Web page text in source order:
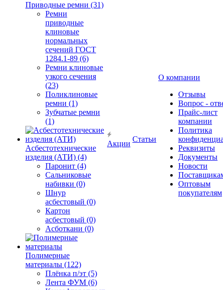
Приводные ремни (31)
Ремни
приводные
клиновые
нормальных
сечений ГОСТ
1284.1-89 (6)
Ремни клиновые
узкого сечения
(23)
Поликлиновые
ремни (1)
Зубчатые ремни
(1)
Асбестотехнические
изделия (АТИ) (4)
Паронит (4)
Сальниковые
набивки (0)
Шнур
асбестовый (0)
Картон
асбестовый (0)
Асботкани (0)
Полимерные
материалы (122)
Плёнка п/эт (5)
Лента ФУМ (6)
Акции
Статьи
О компании
Отзывы
Вопрос -
Прайс-лист
компании
Политика
Реквизиты
Документы
Новости
Оптовым
покупателям